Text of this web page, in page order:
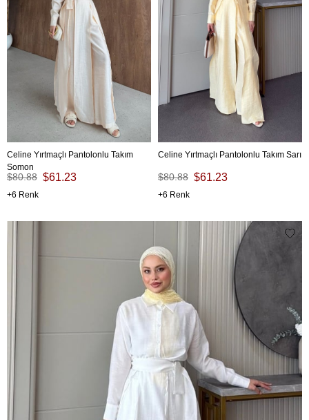
Celine Yırtmaçlı Pantolonlu Takım
Somon
$61.23
$80.88
6
Celine Yırtmaçlı Pantolonlu Takım Sarı
$61.23
$80.88
6